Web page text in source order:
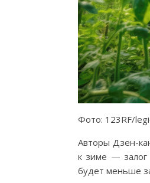
Фото: 123RF/
Авторы Дзен-
к зиме — залог
будет меньше